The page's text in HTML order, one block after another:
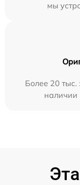
мы
Более 20 тыс.
наличии